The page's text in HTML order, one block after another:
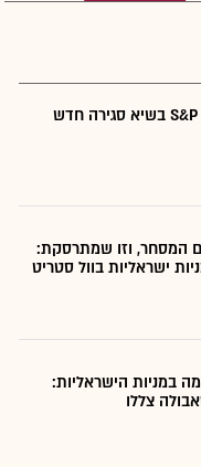
במהלך יום המסחר, וזו שמתרסקת:
ישראליות בוול סטריט
במניות הישראליות:
צללו